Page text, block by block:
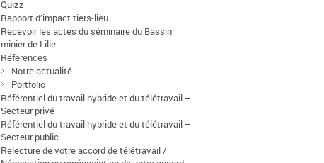
Quizz
Rapport d’impact tiers-lieu
Recevoir les actes du séminaire du Bassin
minier de Lille
Références
Notre actualité
Portfolio
Référentiel du travail hybride et du télétravail –
Secteur privé
Référentiel du travail hybride et du télétravail –
Secteur public
Relecture de votre accord de télétravail /